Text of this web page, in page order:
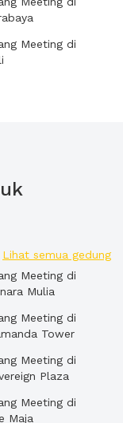
Meeting di
Lihat semua gedung
Meeting di
Mulia
Meeting di
Tower
Meeting di
Plaza
Meeting di
Maja